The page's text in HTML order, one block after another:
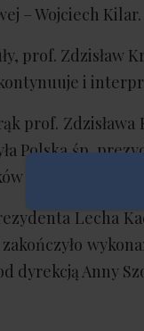
– Wojciech Kilar.
prof.
i
prof.
Polska śp.
tak wiele i
Lecha
dyrekcją Anny